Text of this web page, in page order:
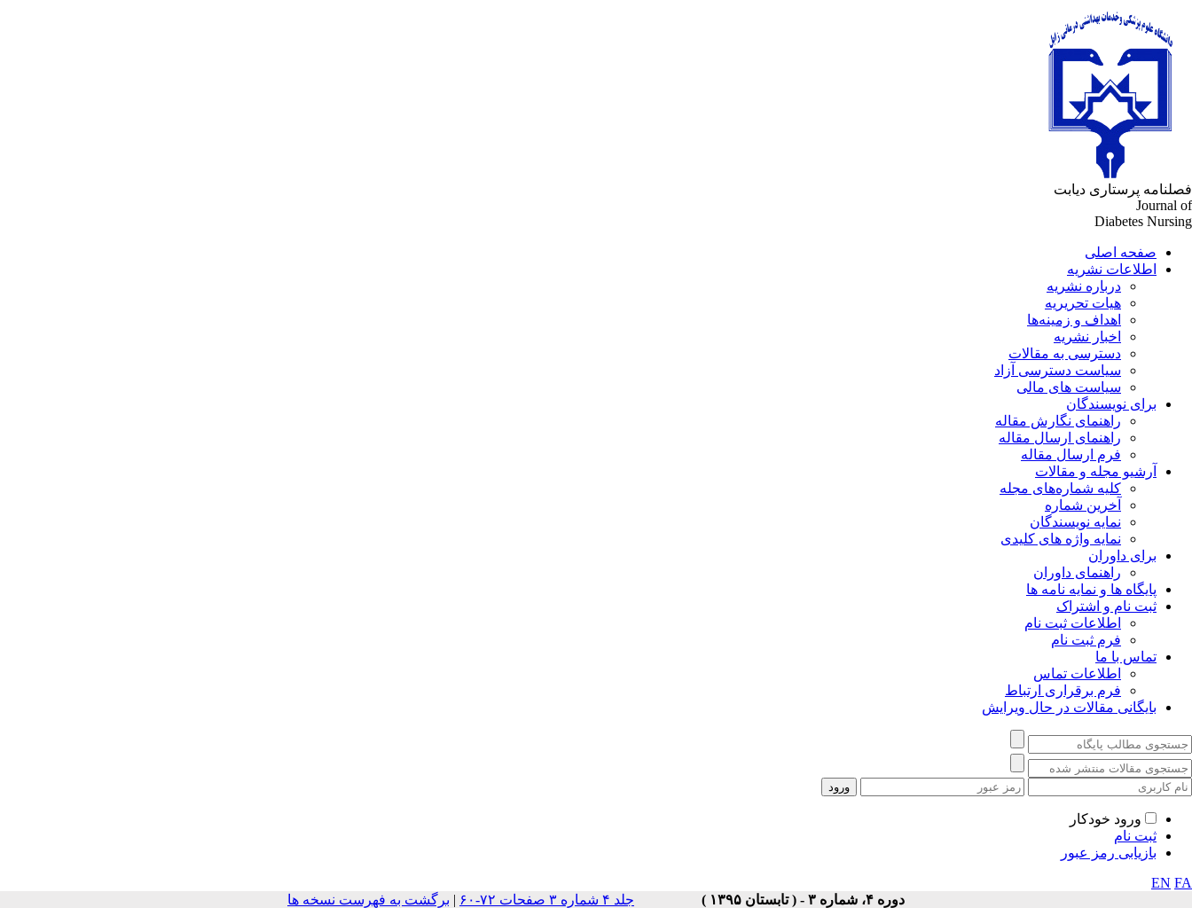
فصلنامه پرستاری دیابت
Journal of
Diabetes Nursing
صفحه اصلی
اطلاعات نشریه
درباره نشریه
هیات تحریریه
اهداف و زمینه‌ها
اخبار نشریه
دسترسی به مقالات
سیاست دسترسی آزاد
سیاست های مالی
برای نویسندگان
راهنمای نگارش مقاله
راهنمای ارسال مقاله
فرم ارسال مقاله
آرشیو مجله و مقالات
کلیه شماره‌های مجله
آخرین شماره
نمایه نویسندگان
نمایه واژه های کلیدی
برای داوران
راهنمای داوران
پایگاه ها و نمایه نامه ها
ثبت نام و اشتراک
اطلاعات ثبت نام
فرم ثبت نام
تماس با ما
اطلاعات تماس
فرم برقراری ارتباط
بایگانی مقالات در حال ویرایش
ورود خودکار
ثبت نام
بازیابی رمز عبور
EN FA
دوره ۴، شماره ۳ - ( تابستان ۱۳۹۵ )
جلد ۴ شماره ۳ صفحات ۷۲-۶۰ | برگشت به فهرست نسخه ها